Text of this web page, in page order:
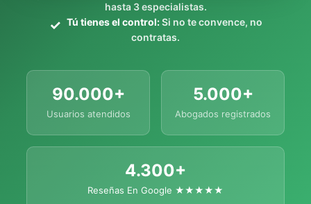
hasta 3 especialistas.
Tú tienes el control:Si no te convence, no
contratas.
90.000+
Usuarios atendidos
5.000+
Abogados registrados
4.300+
Reseñas En Google ★★★★★